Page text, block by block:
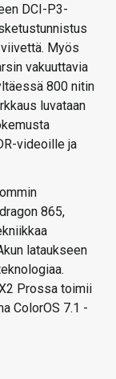
DCI-P3-
Myös
vakuuttavia
800 nitin
luvataan
videoille ja
865,
lataukseen
Prossa toimii
ColorOS 7.1 -